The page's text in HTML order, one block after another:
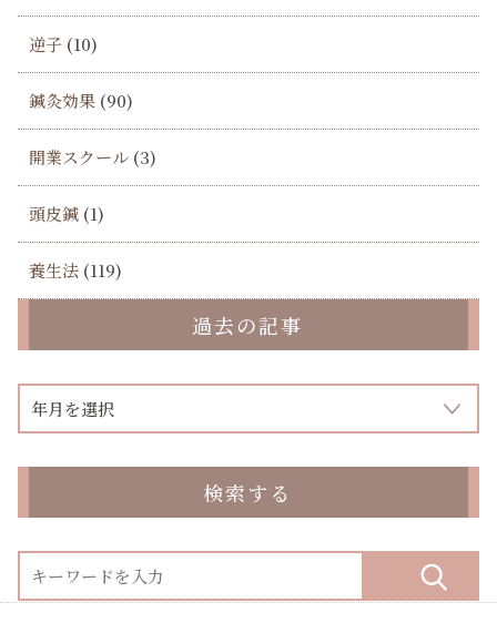
逆子 (10)
鍼灸効果 (90)
開業スクール (3)
頭皮鍼 (1)
養生法 (119)
過去の記事
検索する